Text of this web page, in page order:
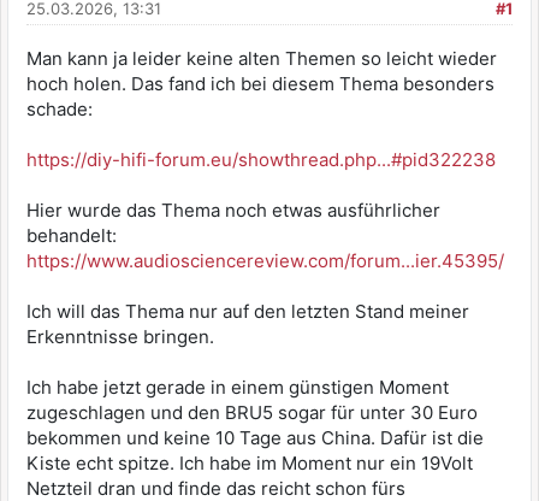
#1
25.03.2026, 13:31
Man kann ja leider keine alten Themen so leicht wieder
hoch holen. Das fand ich bei diesem Thema besonders
schade:
https://diy-hifi-forum.eu/showthread.php...#pid322238
Hier wurde das Thema noch etwas ausführlicher
behandelt:
https://www.audiosciencereview.com/forum...ier.45395/
Ich will das Thema nur auf den letzten Stand meiner
Erkenntnisse bringen.
Ich habe jetzt gerade in einem günstigen Moment
zugeschlagen und den BRU5 sogar für unter 30 Euro
bekommen und keine 10 Tage aus China. Dafür ist die
Kiste echt spitze. Ich habe im Moment nur ein 19Volt
Netzteil dran und finde das reicht schon fürs